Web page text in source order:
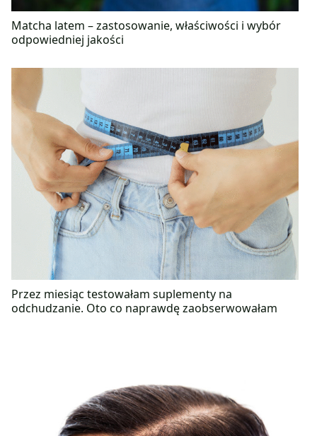
Matcha latem – zastosowanie, właściwości i wybór
odpowiedniej jakości
Przez miesiąc testowałam suplementy na
odchudzanie. Oto co naprawdę zaobserwowałam